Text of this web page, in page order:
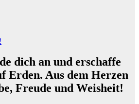
dich an und erschaffe
Erden. Aus dem Herzen
Freude und Weisheit!